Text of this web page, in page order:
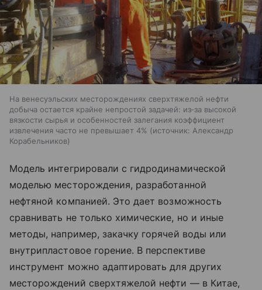
На венесуэльских месторождениях сверхтяжелой нефти
добыча остается крайне непростой задачей: из‑за высокой
вязкости сырья и особенностей залегания коэффициент
извлечения часто не превышает 4%
источник: Александр
Корабельников
Модель интегрировали с гидродинамической
моделью месторождения, разработанной
нефтяной компанией. Это дает возможность
сравнивать не только химические, но и иные
методы, например, закачку горячей воды или
внутрипластовое горение. В перспективе
инструмент можно адаптировать для других
месторождений сверхтяжелой нефти — в Китае,